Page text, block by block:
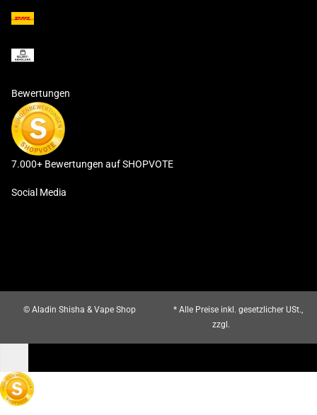
Bewertungen
7.000+ Bewertungen auf SHOPVOTE
Social Media
© Aladin Shisha & Vape Shop
* Alle Preise inkl. gesetzlicher USt.,
zzgl.